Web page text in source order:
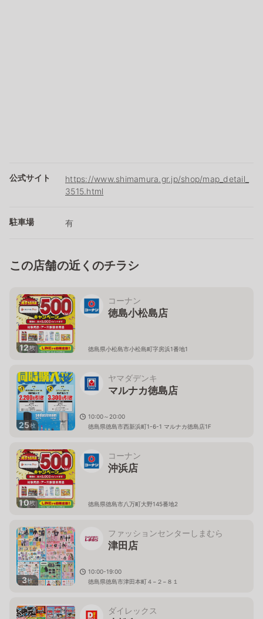
公式サイト
https://www.shimamura.gr.jp/shop/map_detail_
3515.html
駐車場 有
この店舗の近くのチラシ
12枚
コーナン
徳島小松島店
徳島県小松島市小松島町字房浜1番地1
25枚
ヤマダデンキ
マルナカ徳島店
10:00～20:00
徳島県徳島市西新浜町1-6-1 マルナカ徳島店1F
10枚
コーナン
沖浜店
徳島県徳島市八万町大野145番地2
3枚
ファッションセンターしまむら
津田店
10:00-19:00
徳島県徳島市津田本町４−２−８１
ダイレックス